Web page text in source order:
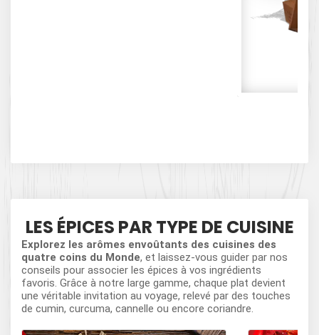
LES ÉPICES PAR TYPE DE CUISINE
Explorez les arômes envoûtants des cuisines des
quatre coins du Monde, et laissez-vous guider par nos
conseils pour associer les épices à vos ingrédients
favoris. Grâce à notre large gamme, chaque plat devient
une véritable invitation au voyage, relevé par des touches
de cumin, curcuma, cannelle ou encore coriandre.